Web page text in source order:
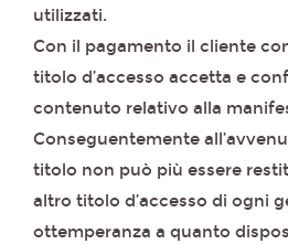
utilizzati.
Con il pagamento il cliente
titolo d’accesso accetta e
contenuto relativo alla
Conseguentemente
titolo non può più essere
altro titolo d’accesso di ogni
ottemperanza a quanto